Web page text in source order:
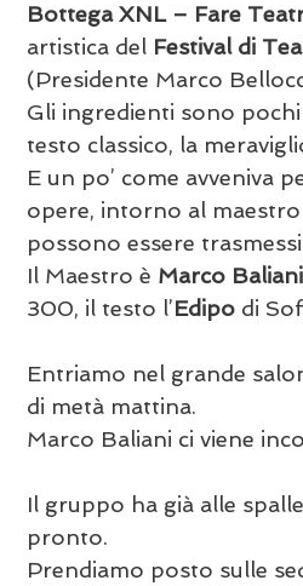
Bottega XNL – Fare
artistica del Festival di
(Presidente Marco
Gli ingredienti sono
testo classico, la
E un po’ come avveniva
opere, intorno al maestro
possono essere
Il Maestro è Marco Baliani
300, il testo l’Edipo di
Entriamo nel grande
di metà mattina.
Marco Baliani ci
Il gruppo ha già alle
pronto.
Prendiamo posto sulle